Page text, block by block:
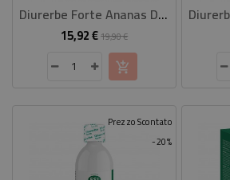
Diurerbe Forte Ananas Drink 500 Ml
15,92 €Prezzo
base
19,90 €Prezzo
-20%
Prezzo Scontato